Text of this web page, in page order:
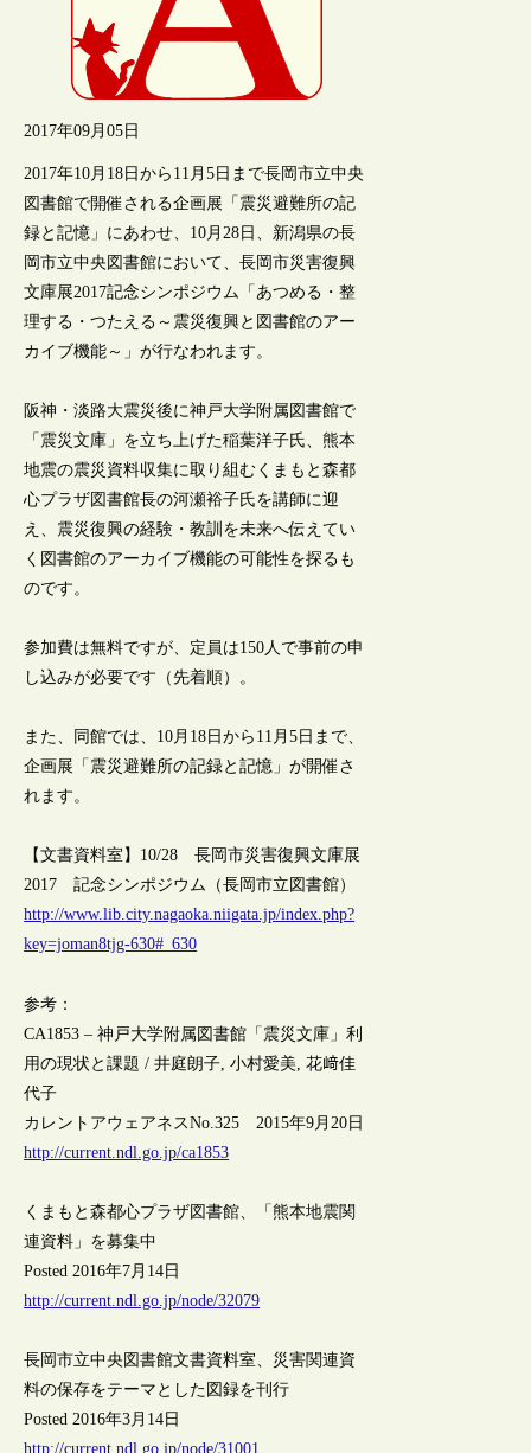
2017年09月05日
2017年10月18日から11月5日まで長岡市立中央
図書館で開催される企画展「震災避難所の記
録と記憶」にあわせ、10月28日、新潟県の長
岡市立中央図書館において、長岡市災害復興
文庫展2017記念シンポジウム「あつめる・整
理する・つたえる～震災復興と図書館のアー
カイブ機能～」が行なわれます。
阪神・淡路大震災後に神戸大学附属図書館で
「震災文庫」を立ち上げた稲葉洋子氏、熊本
地震の震災資料収集に取り組むくまもと森都
心プラザ図書館長の河瀬裕子氏を講師に迎
え、震災復興の経験・教訓を未来へ伝えてい
く図書館のアーカイブ機能の可能性を探るも
のです。
参加費は無料ですが、定員は150人で事前の申
し込みが必要です（先着順）。
また、同館では、10月18日から11月5日まで、
企画展「震災避難所の記録と記憶」が開催さ
れます。
【文書資料室】10/28 長岡市災害復興文庫展
2017 記念シンポジウム（長岡市立図書館）
http://www.lib.city.nagaoka.niigata.jp/index.php?
key=joman8tjg-630#_630
参考：
CA1853 – 神戸大学附属図書館「震災文庫」利
用の現状と課題 / 井庭朗子, 小村愛美, 花﨑佳
代子
カレントアウェアネスNo.325 2015年9月20日
http://current.ndl.go.jp/ca1853
くまもと森都心プラザ図書館、「熊本地震関
連資料」を募集中
Posted 2016年7月14日
http://current.ndl.go.jp/node/32079
長岡市立中央図書館文書資料室、災害関連資
料の保存をテーマとした図録を刊行
Posted 2016年3月14日
http://current.ndl.go.jp/node/31001